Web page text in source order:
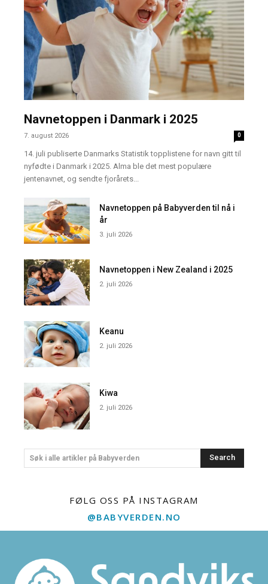
Navnetoppen i Danmark i 2025
7. august 2026 0
14. juli publiserte Danmarks Statistik topplistene for navn gitt til
nyfødte i Danmark i 2025. Alma ble det mest populære
jentenavnet, og sendte fjorårets...
Navnetoppen på Babyverden til nå i
år
3. juli 2026
Navnetoppen i New Zealand i 2025
2. juli 2026
Keanu
2. juli 2026
Kiwa
2. juli 2026
Søk i alle artikler på Babyverden Search
FØLG OSS PÅ INSTAGRAM
@BABYVERDEN.NO